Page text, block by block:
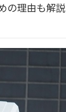
の理由も解説